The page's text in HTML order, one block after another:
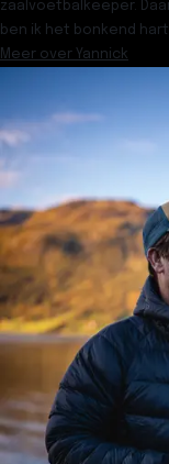
zaalvoetbalkeeper.
ben ik het bonkend
Meer over Yannick